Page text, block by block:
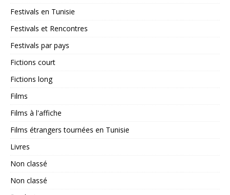
Festivals en Tunisie
Festivals et Rencontres
Festivals par pays
Fictions court
Fictions long
Films
Films à l'affiche
Films étrangers tournées en Tunisie
Livres
Non classé
Non classé